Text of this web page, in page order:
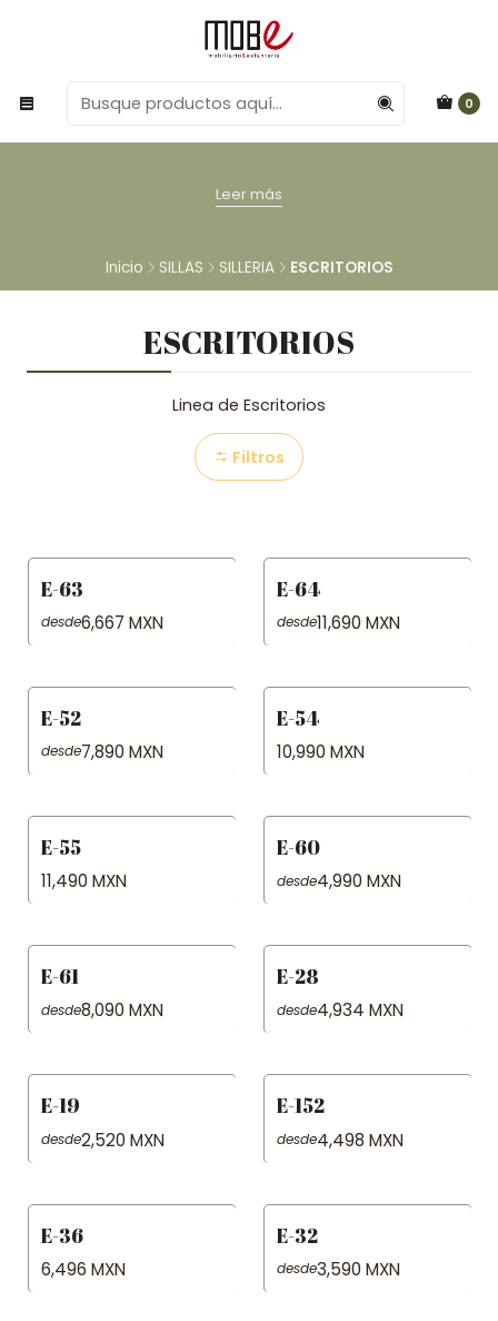
0
Leer más
Inicio SILLAS SILLERIA ESCRITORIOS
ESCRITORIOS
Linea de Escritorios
Filtros
E-63
desde6,667 MXN
E-64
desde11,690 MXN
E-52
desde7,890 MXN
E-54
10,990 MXN
E-55
11,490 MXN
E-60
desde4,990 MXN
E-61
desde8,090 MXN
E-28
desde4,934 MXN
E-19
desde2,520 MXN
E-152
desde4,498 MXN
E-36
6,496 MXN
E-32
desde3,590 MXN